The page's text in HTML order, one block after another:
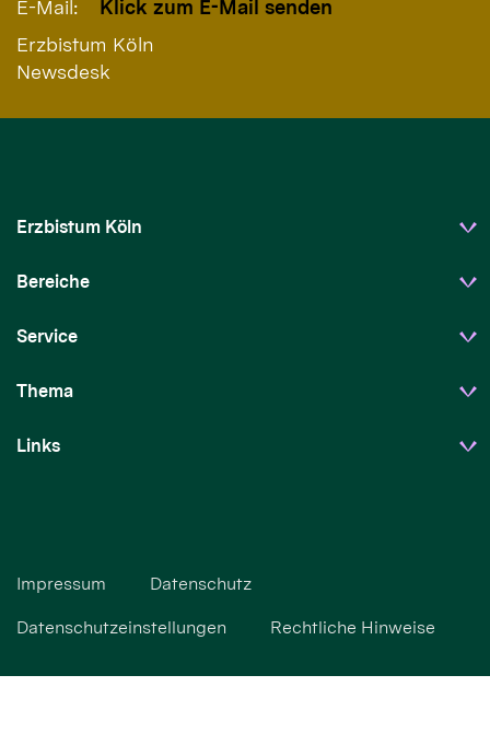
E-Mail:
Klick zum E-Mail senden
Erzbistum Köln
Newsdesk
Erzbistum Köln
Bereiche
Service
Thema
Links
Impressum Datenschutz
Datenschutzeinstellungen Rechtliche Hinweise